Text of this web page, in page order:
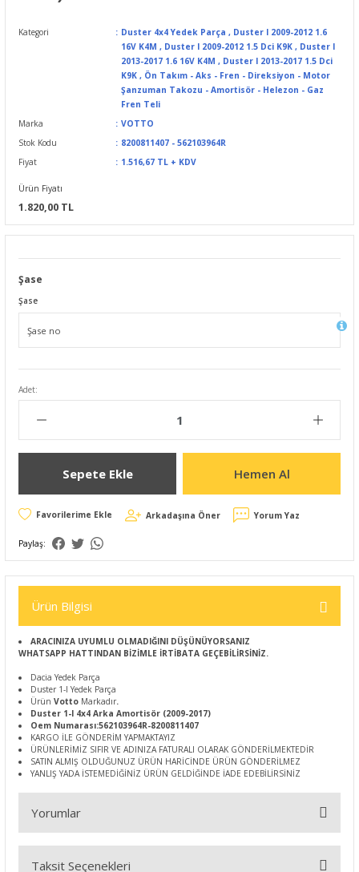
Kategori Duster 4x4 Yedek Parça , Duster I 2009-2012 1.6
16V K4M , Duster I 2009-2012 1.5 Dci K9K , Duster I
2013-2017 1.6 16V K4M , Duster I 2013-2017 1.5 Dci
K9K , Ön Takım - Aks - Fren - Direksiyon - Motor
Şanzuman Takozu - Amortisör - Helezon - Gaz
Fren Teli
Marka
VOTTO
Stok Kodu
8200811407 - 562103964R
Fiyat
1.516,67 TL + KDV
Ürün Fiyatı
1.820,00 TL
Şase
Şase
Adet:
Sepete Ekle Hemen Al
Arkadaşına Öner Yorum Yaz
Paylaş:
Ürün Bilgisi
ARACINIZA UYUMLU OLMADIĞINI DÜŞÜNÜYORSANIZ
WHATSAPP HATTINDAN BİZİMLE İRTİBATA GEÇEBİLİRSİNİZ.
Dacia Yedek Parça
Duster 1-I Yedek Parça
ÜrünVotto Markadır.
Duster 1-I 4x4 Arka Amortisör (2009-2017)
Oem Numarası:562103964R-8200811407
KARGO İLE GÖNDERİM YAPMAKTAYIZ
ÜRÜNLERİMİZ SIFIR VE ADINIZA FATURALI OLARAK GÖNDERİLMEKTEDİR
SATIN ALMIŞ OLDUĞUNUZ ÜRÜN HARİCİNDE ÜRÜN GÖNDERİLMEZ
YANLIŞ YADA İSTEMEDİĞİNİZ ÜRÜN GELDİĞİNDE İADE EDEBİLİRSİNİZ
Yorumlar
Taksit Seçenekleri